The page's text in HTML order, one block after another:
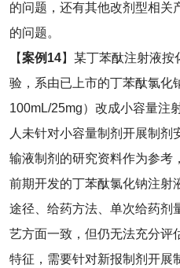
的问题，还有其他改剂型相关
的问题。
【案例 14】某丁苯酞注射液按
验，系由已上市的丁苯酞氯化
100mL/25mg）改成小容量注
人未针对小容量制剂开展制剂
输液制剂的研究资料作为参考
前期开发的丁苯酞氯化钠注射
途径、给药方法、单次给药剂
艺方面一致，但仍无法充分评
特征，需要针对新报制剂开展